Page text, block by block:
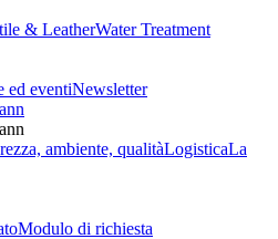
& LeatherWater Treatment
ed eventiNewsletter
ambiente, qualitàLogisticaLa
Modulo di richiesta